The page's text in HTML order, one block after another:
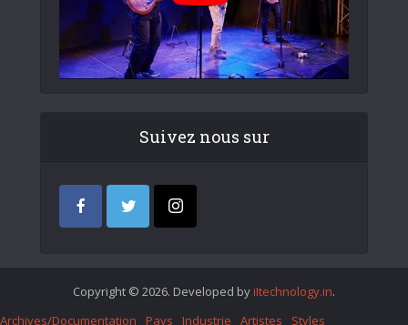
Suivez nous sur
Copyright © 2026. Developed by iItechnology.in.
Archives/Documentation
Pays Industrie Artistes Styles